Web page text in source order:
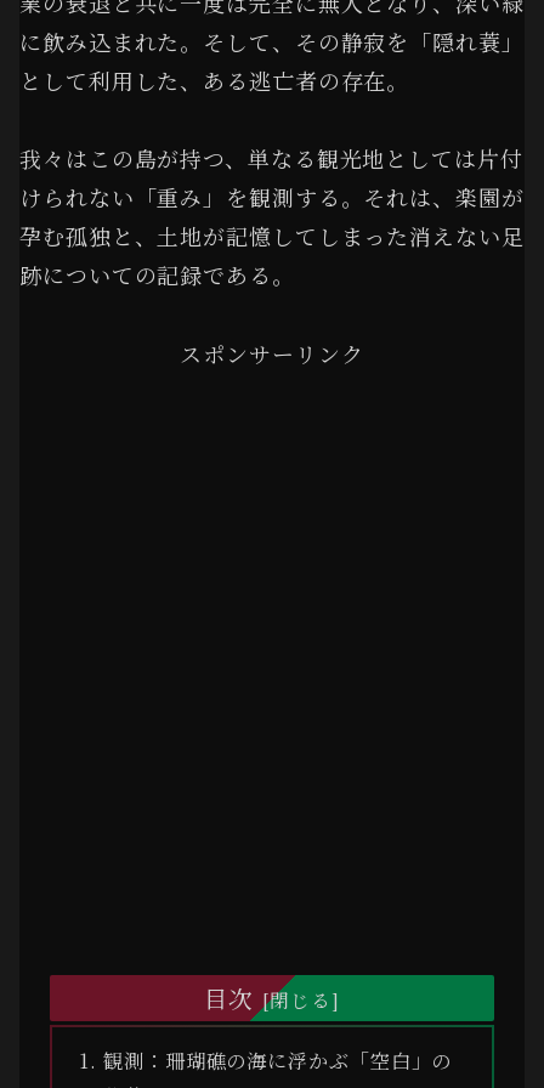
に飲み込まれた。そして、その静寂を「隠れ蓑」
として利用した、ある逃亡者の存在。
我々はこの島が持つ、単なる観光地としては片付
けられない「重み」を観測する。それは、楽園が
孕む孤独と、土地が記憶してしまった消えない足
跡についての記録である。
スポンサーリンク
目次
観測：珊瑚礁の海に浮かぶ「空白」の